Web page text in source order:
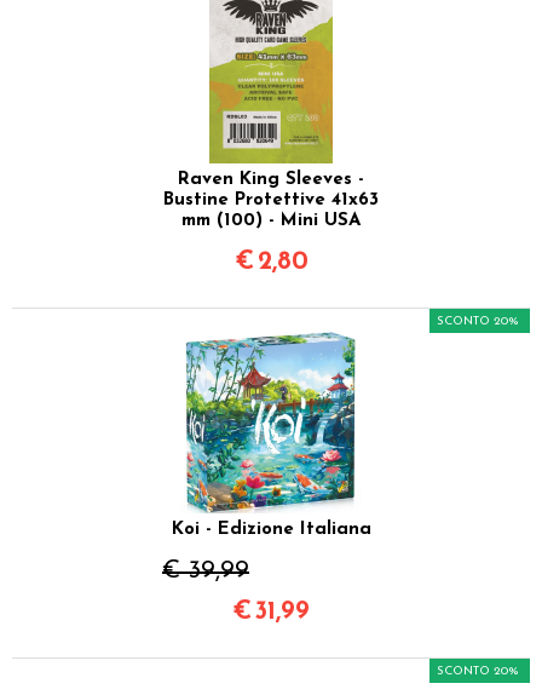
Raven King Sleeves -
Bustine Protettive 41x63
mm (100) - Mini USA
€ 2,80
Koi - Edizione Italiana
€ 39,99
SCONTO 20%
€31,99
SCONTO 20%